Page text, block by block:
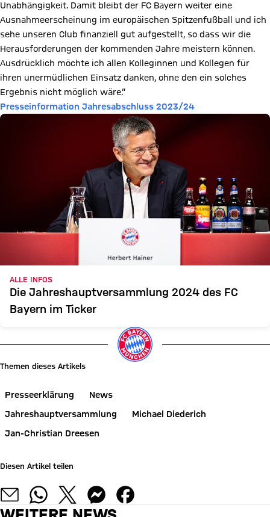
Unabhängigkeit. Damit bleibt der FC Bayern weiter eine
Ausnahmeerscheinung im europäischen Spitzenfußball und ich
sehe unseren Club finanziell gut aufgestellt, so dass wir die
Herausforderungen der kommenden Jahre meistern können.
Ausdrücklich möchte ich allen Kolleginnen und Kollegen für
ihren unermüdlichen Einsatz danken, ohne den ein solches
Ergebnis nicht möglich wäre.“
Presseinformation Jahresabschluss 2023/24
ALLE INFOS
Die Jahreshauptversammlung 2024 des FC
Bayern im Ticker
Themen dieses Artikels
Presseerklärung
News
Jahreshauptversammlung
Michael Diederich
Jan-Christian Dreesen
Diesen Artikel teilen